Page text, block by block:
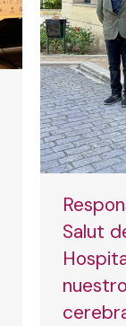
Salut